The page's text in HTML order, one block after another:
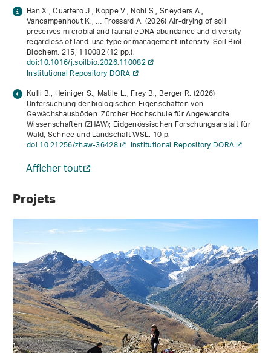
Han X., Cuartero J., Koppe V., Nohl S., Sneyders A.,
Vancampenhout K., … Frossard A. (2026) Air-drying of soil
preserves microbial and faunal eDNA abundance and diversity
regardless of land-use type or management intensity. Soil Biol.
Biochem.215, 110082 (12 pp.).
doi:10.1016/j.soilbio.2026.110082
Institutional Repository DORA
Kulli B., Heiniger S., Matile L., Frey B., Berger R. (2026)
Untersuchung der biologischen Eigenschaften von
Gewächshausböden. Zürcher Hochschule für Angewandte
Wissenschaften (ZHAW); Eidgenössischen Forschungsanstalt für
Wald, Schnee und Landschaft WSL. 10 p.
doi:10.21256/zhaw-36428 Institutional Repository DORA
Afficher tout
Projets